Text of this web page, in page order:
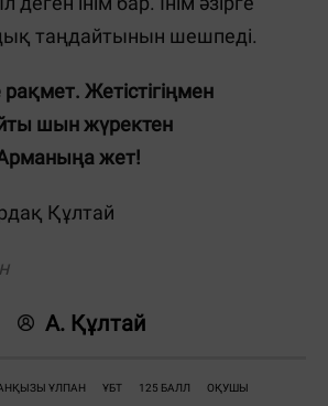
таңдайтынын шешпеді.
рақмет. Жетістігіңмен
шын жүректен
жет!
Құлтай
А. Құлтай
ҰЛПАН ҰБТ 125 БАЛЛ ОҚУШЫ